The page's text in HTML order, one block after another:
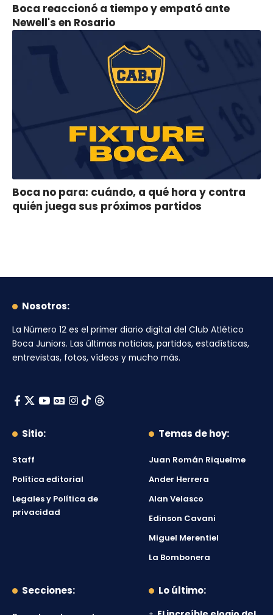
Boca reaccionó a tiempo y empató ante
Newell's en Rosario
Boca no para: cuándo, a qué hora y contra
quién juega sus próximos partidos
Nosotros:
La Número 12 es el primer diario digital del Club Atlético
Boca Juniors. Las últimas noticias, partidos, estadísticas,
entrevistas, fotos, vídeos y mucho más.
Sitio:
Staff
Política editorial
Legales y Política de
privacidad
Temas de hoy:
Juan Román Riquelme
Ander Herrera
Alan Velasco
Edinson Cavani
Miguel Merentiel
La Bombonera
Secciones: Lo último: